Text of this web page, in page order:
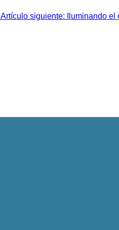
Artículo siguiente: Iluminando el